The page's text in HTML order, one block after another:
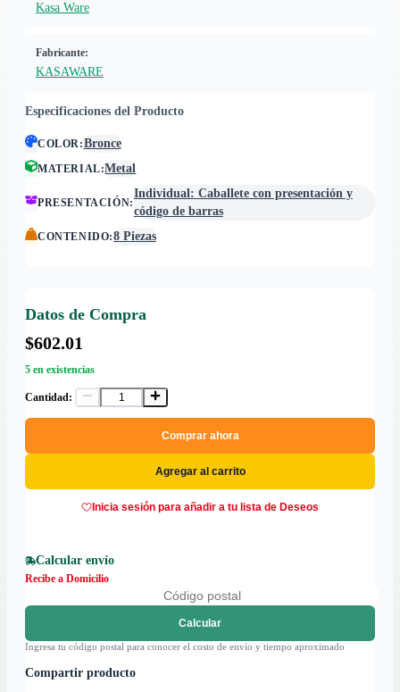
Kasa Ware
Fabricante:
KASAWARE
Especificaciones del Producto
COLOR:Bronce
MATERIAL:Metal
PRESENTACIÓN:
Individual: Caballete con presentación y
código de barras
CONTENIDO:8 Piezas
Datos de Compra
$602.01
5 en existencias
Cantidad:
Comprar ahora
Agregar al carrito
Inicia sesión para añadir a tu lista de Deseos
Calcular envío
Recibe a Domicilio
Calcular
Ingresa tu código postal para conocer el costo de envío y tiempo aproximado
Compartir producto